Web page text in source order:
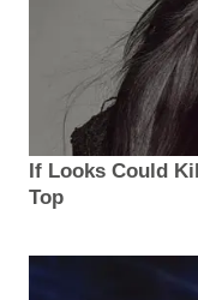
If Looks Could
Top